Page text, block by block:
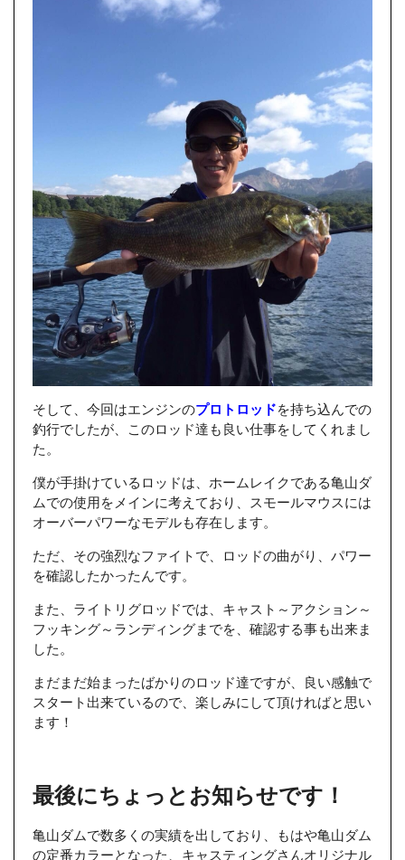
そして、今回はエンジンのプロトロッドを持ち込んでの
釣行でしたが、このロッド達も良い仕事をしてくれまし
た。
僕が手掛けているロッドは、ホームレイクである亀山ダ
ムでの使用をメインに考えており、スモールマウスには
オーバーパワーなモデルも存在します。
ただ、その強烈なファイトで、ロッドの曲がり、パワー
を確認したかったんです。
また、ライトリグロッドでは、キャスト～アクション～
フッキング～ランディングまでを、確認する事も出来ま
した。
まだまだ始まったばかりのロッド達ですが、良い感触で
スタート出来ているので、楽しみにして頂ければと思い
ます！
最後にちょっとお知らせです！
亀山ダムで数多くの実績を出しており、もはや亀山ダム
の定番カラーとなった、キャスティングさんオリジナル